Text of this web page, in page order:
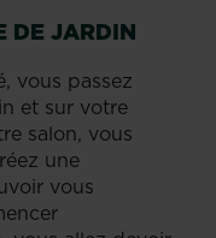
DE JARDIN
vous passez
et sur votre
salon, vous
une
vous